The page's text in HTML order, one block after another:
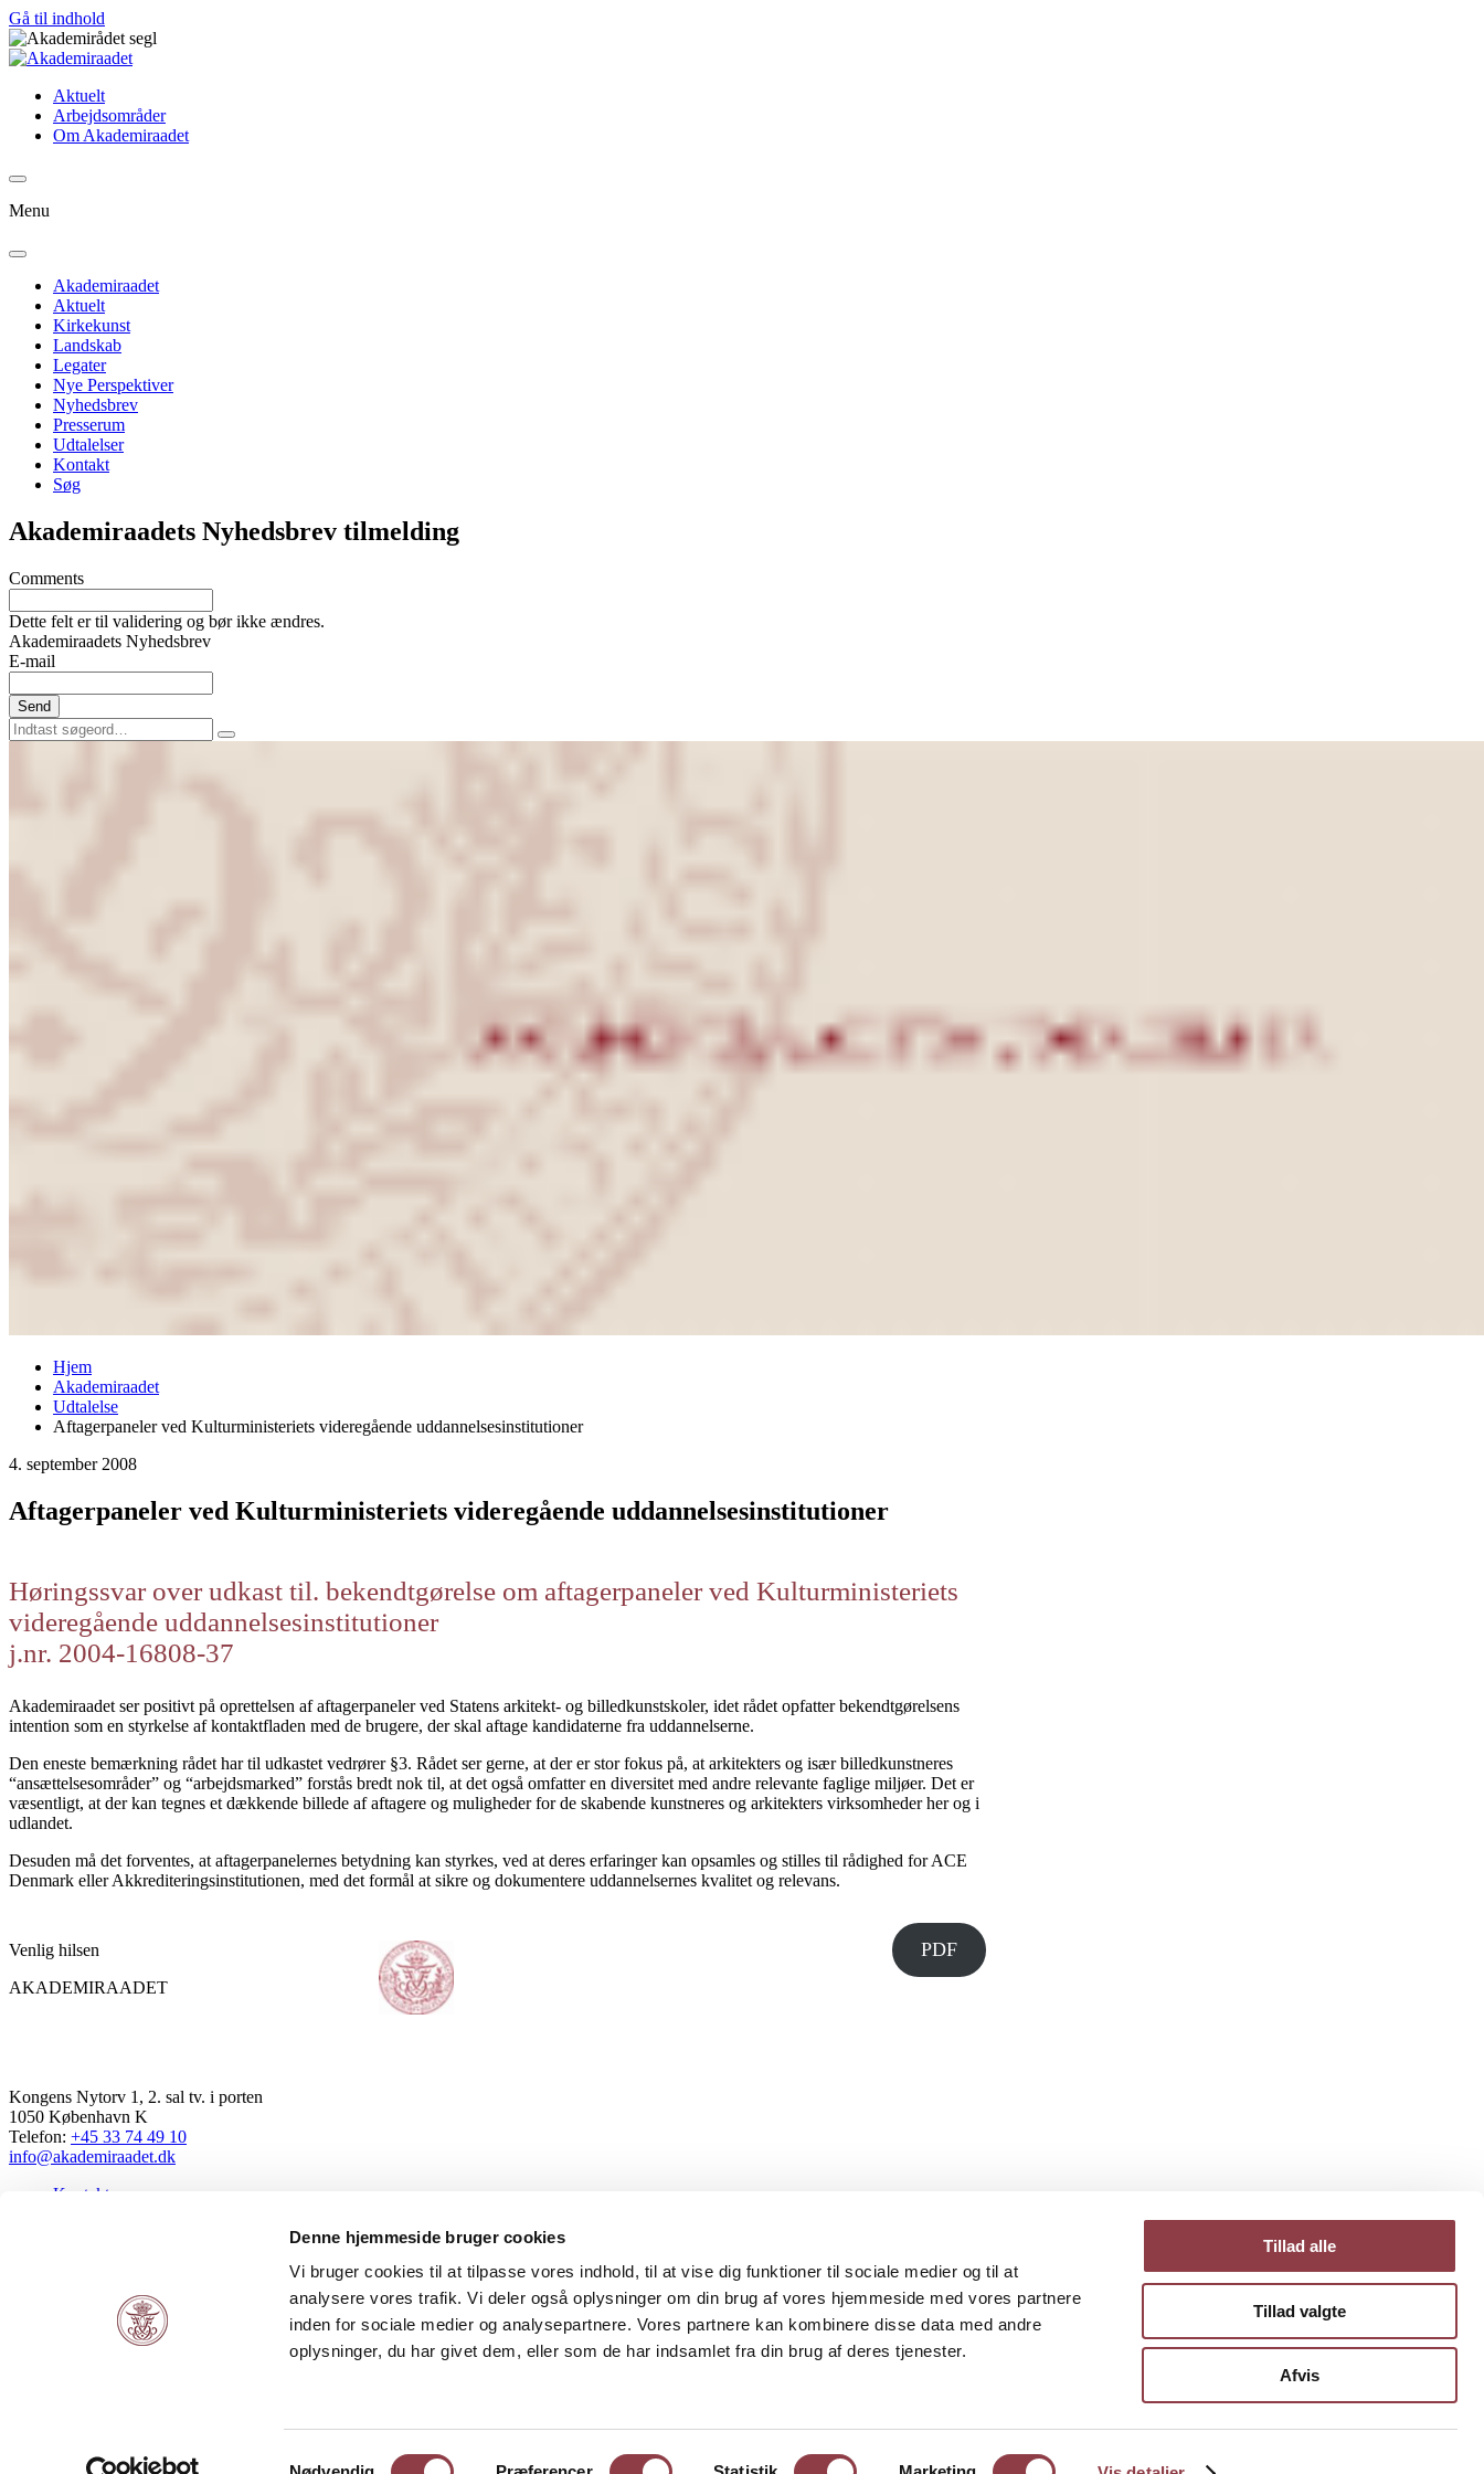
Denne hjemmeside bruger cookies
Vi bruger cookies til at tilpasse vores indhold, til at vise dig funktioner til sociale medier og til at
analysere vores trafik. Vi deler også oplysninger om din brug af vores hjemmeside med vores partnere
inden for sociale medier og analysepartnere. Vores partnere kan kombinere disse data med andre
oplysninger, du har givet dem, eller som de har indsamlet fra din brug af deres tjenester.
Samtykkevalg
Tillad alle
Tillad valgte
Afvis
Gå til indhold
Aktuelt
Arbejdsområder
Om Akademiraadet
Menu
Akademiraadet
Aktuelt
Kirkekunst
Landskab
Legater
Nye Perspektiver
Nyhedsbrev
Presserum
Udtalelser
Kontakt
Søg
Akademiraadets Nyhedsbrev tilmelding
Comments
Dette felt er til validering og bør ikke ændres.
Akademiraadets Nyhedsbrev
E-mail
Send
Hjem
Akademiraadet
Udtalelse
Aftagerpaneler ved Kulturministeriets videregående uddannelsesinstitutioner
4. september 2008
Aftagerpaneler ved Kulturministeriets videregående uddannelsesinstitutioner
Høringssvar over udkast til. bekendtgørelse om aftagerpaneler ved Kulturministeriets
videregående uddannelsesinstitutioner
j.nr. 2004-16808-37
Akademiraadet ser positivt på oprettelsen af aftagerpaneler ved Statens arkitekt- og billedkunstskoler, idet rådet opfatter bekendtgørelsens
intention som en styrkelse af kontaktfladen med de brugere, der skal aftage kandidaterne fra uddannelserne.
Den eneste bemærkning rådet har til udkastet vedrører §3. Rådet ser gerne, at der er stor fokus på, at arkitekters og især billedkunstneres
“ansættelsesområder” og “arbejdsmarked” forstås bredt nok til, at det også omfatter en diversitet med andre relevante faglige miljøer. Det er
væsentligt, at der kan tegnes et dækkende billede af aftagere og muligheder for de skabende kunstneres og arkitekters virksomheder her og i
udlandet.
Desuden må det forventes, at aftagerpanelernes betydning kan styrkes, ved at deres erfaringer kan opsamles og stilles til rådighed for ACE
Denmark eller Akkrediteringsinstitutionen, med det formål at sikre og dokumentere uddannelsernes kvalitet og relevans.
Venlig hilsen
AKADEMIRAADET
PDF
Kongens Nytorv 1, 2. sal tv. i porten
1050 København K
Telefon: +45 33 74 49 10
info@akademiraadet.dk
Kontakt
Akademiraadets Nyhedsbrev